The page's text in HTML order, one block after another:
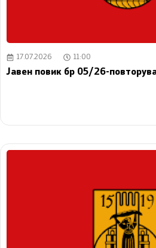
17.07.2026 11:00
Јавен повик бр 05/26-